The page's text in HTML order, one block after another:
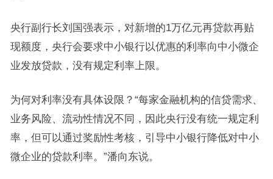
央行副行长刘国强表示，对新增的1万亿元再贷款再贴
现额度，央行会要求中小银行以优惠的利率向中小微企
业发放贷款，没有规定利率上限。
为何对利率没有具体设限？“每家金融机构的信贷需求、
业务风险、流动性情况不同，因此央行没有统一规定利
率，但可以通过奖励性考核，引导中小银行降低对中小
微企业的贷款利率。”潘向东说。